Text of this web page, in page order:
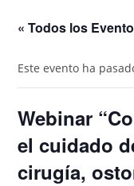
« Todos los
Este evento ha
Webinar
el cuidado
cirugía,